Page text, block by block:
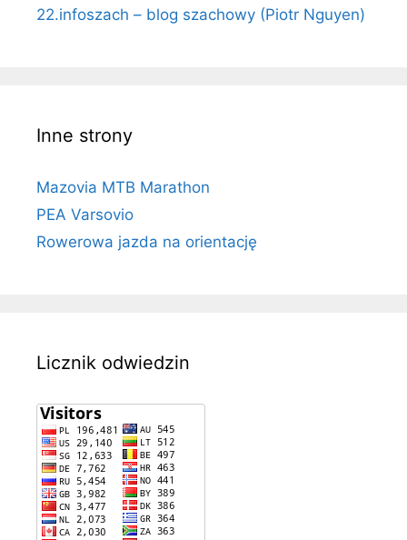
22.infoszach – blog szachowy (Piotr Nguyen)
Inne strony
Mazovia MTB Marathon
PEA Varsovio
Rowerowa jazda na orientację
Licznik odwiedzin